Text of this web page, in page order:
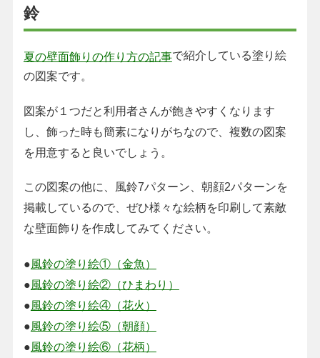
鈴
夏の壁面飾りの作り方の記事で紹介している塗り絵
の図案です。
図案が１つだと利用者さんが飽きやすくなります
し、飾った時も簡素になりがちなので、複数の図案
を用意すると良いでしょう。
この図案の他に、風鈴7パターン、朝顔2パターンを
掲載しているので、ぜひ様々な絵柄を印刷して素敵
な壁面飾りを作成してみてください。
●風鈴の塗り絵①（金魚）
●風鈴の塗り絵②（ひまわり）
●風鈴の塗り絵④（花火）
●風鈴の塗り絵⑤（朝顔）
●風鈴の塗り絵⑥（花柄）